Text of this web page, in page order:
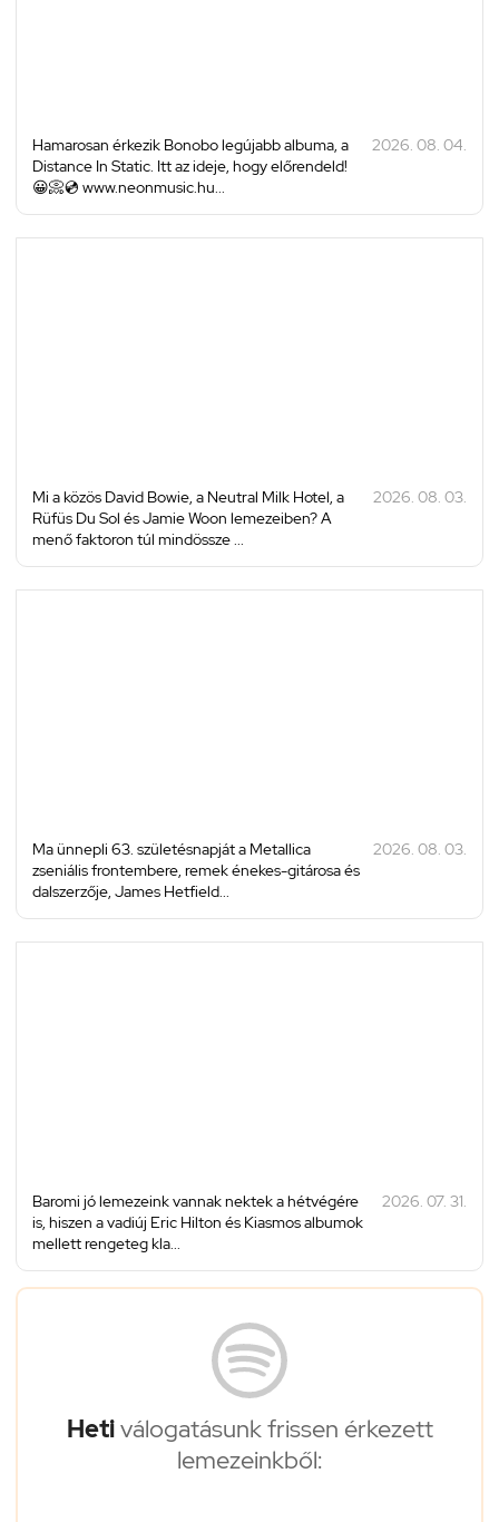
Hamarosan érkezik Bonobo legújabb albuma, a
Distance In Static. Itt az ideje, hogy előrendeld!
😀📀💿 www.neonmusic.hu...
2026. 08. 04.
Mi a közös David Bowie, a Neutral Milk Hotel, a
Rüfüs Du Sol és Jamie Woon lemezeiben? A
menő faktoron túl mindössze ...
2026. 08. 03.
Ma ünnepli 63. születésnapját a Metallica
zseniális frontembere, remek énekes-gitárosa és
dalszerzője, James Hetfield...
2026. 08. 03.
Baromi jó lemezeink vannak nektek a hétvégére
is, hiszen a vadiúj Eric Hilton és Kiasmos albumok
mellett rengeteg kla...
2026. 07. 31.
Hetiválogatásunk frissen érkezett
lemezeinkből: